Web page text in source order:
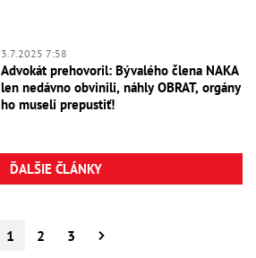
3.7.2025 7:58
Advokát prehovoril: Bývalého člena NAKA
len nedávno obvinili, náhly OBRAT, orgány
ho museli prepustiť!
ĎALŠIE ČLÁNKY
1 2 3